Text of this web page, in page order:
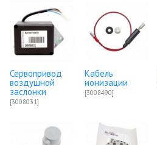
Сервопривод
воздушной
заслонки
[3008031]
Кабель
ионизации
[3008490]